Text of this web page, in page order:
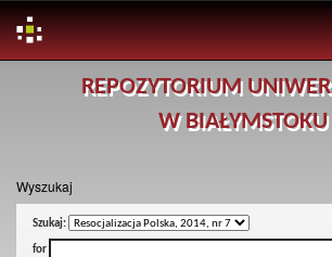
REPOZYTORIUM
W BIAŁYMSTOKU
Wyszukaj
Szukaj:
for